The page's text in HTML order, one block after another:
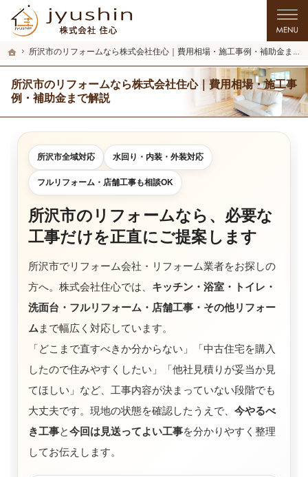
ホーム
所沢市のリフォームなら株式会社住心｜費用相場・施工事例・補助金まで解説
所沢市のリフォームなら株式会社住心｜費用相場・施工事
例・補助金まで解説
プロの目線からご提案。入間市・所沢市・川越市のリフォーム・リノベーション
入間市・所沢市・川越市のリフォーム・リノベーションを手がける工務店なら住
所沢市全域対応 水回り・内装・外装対応
フルリフォーム・店舗工事も相談OK
所沢市のリフォームなら、必要な
工事だけを正直にご提案します
所沢市でリフォーム会社・リフォーム業者をお探しの
方へ。株式会社住心では、 キッチン・浴室・トイレ・
洗面台・フルリフォーム・店舗工事・その他リフォー
ム まで幅広く対応しています。
「どこまで直すべきか分からない」「中古住宅を購入
したので住みやすくしたい」「他社見積りが妥当か見
てほしい」など、工事内容が決まっていない段階でも
大丈夫です。現地の状態を確認したうえで、 今やるべ
き工事と今回は見送ってよい工事を分かりやすく整理
してお伝えします。